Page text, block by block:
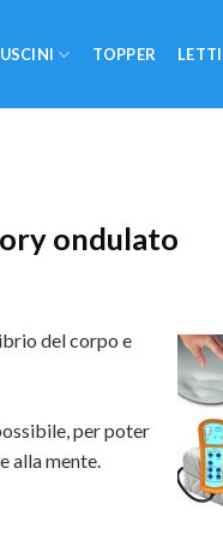
TOPPER LETTI
ondulato
del corpo e
per poter
alla mente.